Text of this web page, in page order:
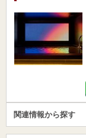
関連情報から探す